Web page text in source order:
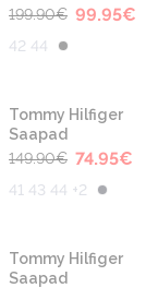
199.90€ 99.95€
42 44
-50%
Tommy Hilfiger
Saapad
149.90€ 74.95€
41 43 44 +2
-50%
Tommy Hilfiger
Saapad